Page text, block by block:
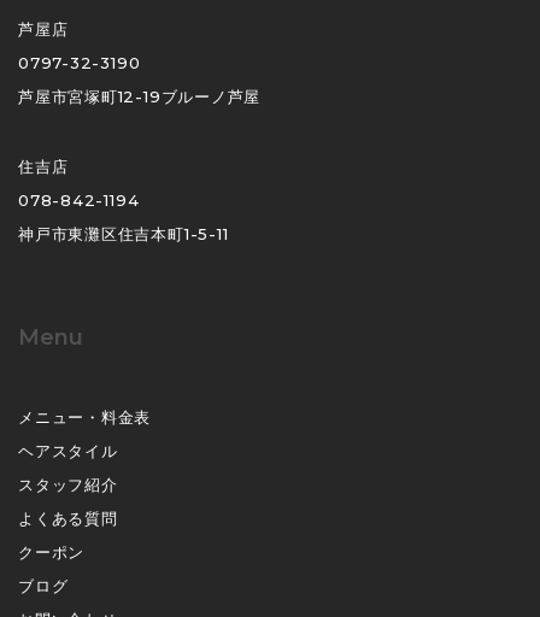
芦屋店
0797-32-3190
芦屋市宮塚町12-19ブルーノ芦屋
住吉店
078-842-1194
神戸市東灘区住吉本町1-5-11
Menu
メニュー・料金表
ヘアスタイル
スタッフ紹介
よくある質問
クーポン
ブログ